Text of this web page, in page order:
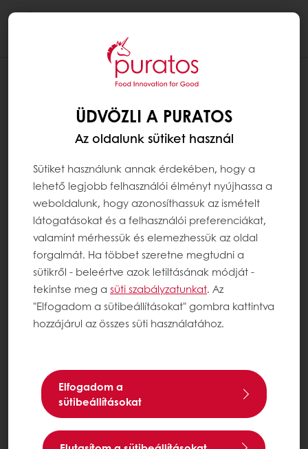
ÜDVÖZLI A PURATOS
Az oldalunk sütiket használ
Sütiket használunk annak érdekében, hogy a
lehető legjobb felhasználói élményt nyújhassa a
weboldalunk, hogy azonosíthassuk az ismételt
látogatásokat és a felhasználói preferenciákat,
valamint mérhessük és elemezhessük az oldal
forgalmát. Ha többet szeretne megtudni a
sütikről - beleértve azok letiltásának módját -
tekintse meg a süti szabályzatunkat. Az
"Elfogadom a sütibeállításokat" gombra kattintva
hozzájárul az összes süti használatához.
Elfogadom a
sütibeállításokat